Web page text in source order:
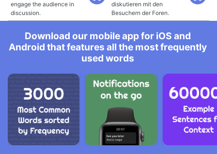
engage the audience in
discussion.
diskutieren mit den
Besuchern der Foren.
Download our mobile app for iOS and
Android that features all the most frequently
used words